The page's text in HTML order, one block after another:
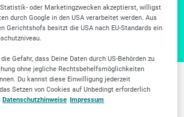
Branchen in
oder Marketingzwecken akzeptierst, willigst
durch Google in den USA verarbeitet werden. Aus
Gerichtshofs besitzt die USA nach EU-Standards ein
Gefahr, dass Deine Daten durch US-Behörden zu
ohne jegliche Rechtsbehelfsmöglichkeiten
Du kannst diese Einwilligung jederzeit
Setzen von Cookies auf Unbedingt erforderlich
Datenschutzhinweise Impressum